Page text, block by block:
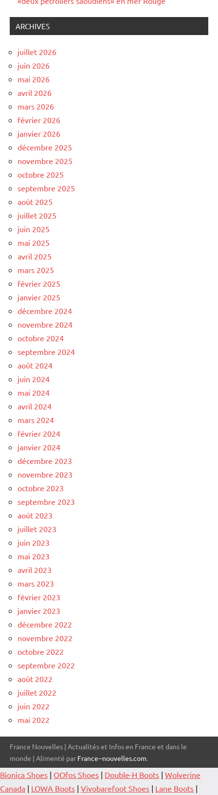
ARCHIVES
juillet 2026
juin 2026
mai 2026
avril 2026
mars 2026
février 2026
janvier 2026
décembre 2025
novembre 2025
octobre 2025
septembre 2025
août 2025
juillet 2025
juin 2025
mai 2025
avril 2025
mars 2025
février 2025
janvier 2025
décembre 2024
novembre 2024
octobre 2024
septembre 2024
août 2024
juin 2024
mai 2024
avril 2024
mars 2024
février 2024
janvier 2024
décembre 2023
novembre 2023
octobre 2023
septembre 2023
août 2023
juillet 2023
juin 2023
mai 2023
avril 2023
mars 2023
février 2023
janvier 2023
décembre 2022
novembre 2022
octobre 2022
septembre 2022
août 2022
juillet 2022
juin 2022
mai 2022
France Nouvelles | Actualités et Infos en France et dans le
monde | Alimenté par France--nouvelles.com.
Bionica Shoes | OOfos Shoes | Double-H Boots | Wolverine
Canada | LOWA Boots | Vivobarefoot Shoes | Lane Boots |